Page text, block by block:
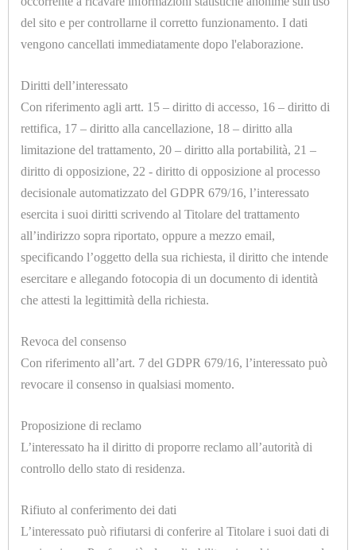
CONTROLLI
LIVELLO
VISIVI
AUTOMATICI
CORTECHI
IN
VITON
ELETTROVALVOLE
COMPONENTI
DA
STIRO
CONFEZIONATE
TUTTI
U1016
SILICONE RAU SIK SP.=6mm. 1800X900mm. AVORIO
SILICONE RAU SIK SP.=10mm. 1800 X 900mm. ROSSO
del sito e per controllarne il corretto funzionamento. I dati
vengono cancellati immediatamente dopo l'elaborazione.
Diritti dell’interessato
Con riferimento agli artt. 15 – diritto di accesso, 16 – diritto di
rettifica, 17 – diritto alla cancellazione, 18 – diritto alla
limitazione del trattamento, 20 – diritto alla portabilità, 21 –
diritto di opposizione, 22 - diritto di opposizione al processo
decisionale automatizzato del GDPR 679/16, l’interessato
esercita i suoi diritti scrivendo al Titolare del trattamento
all’indirizzo sopra riportato, oppure a mezzo email,
specificando l’oggetto della sua richiesta, il diritto che intende
esercitare e allegando fotocopia di un documento di identità
che attesti la legittimità della richiesta.
Revoca del consenso
Con riferimento all’art. 7 del GDPR 679/16, l’interessato può
revocare il consenso in qualsiasi momento.
Proposizione di reclamo
L’interessato ha il diritto di proporre reclamo all’autorità di
controllo dello stato di residenza.
Rifiuto al conferimento dei dati
L’interessato può rifiutarsi di conferire al Titolare i suoi dati di